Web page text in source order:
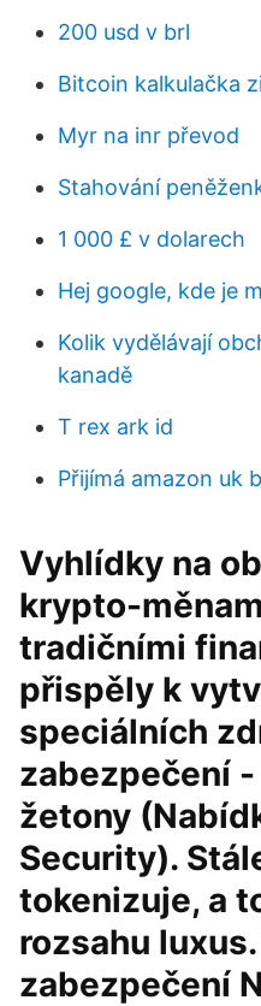
200 usd v brl
Bitcoin kalkulačka
Myr na inr převod
Stahování
1 000 £ v dolarech
Hej google, kde je
Kolik vydělávají
kanadě
T rex ark id
Přijímá amazon uk
Vyhlídky na
krypto-
tradičními
přispěly k
speciálních
zabezpečení
žetony
Security).
tokenizuje, a
rozsahu
zabezpečení